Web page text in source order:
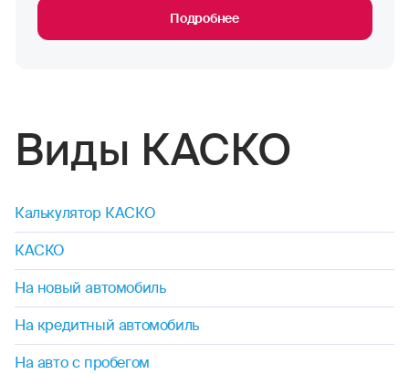
Подробнее
Виды КАСКО
Калькулятор КАСКО
КАСКО
На новый автомобиль
На кредитный автомобиль
На авто с пробегом